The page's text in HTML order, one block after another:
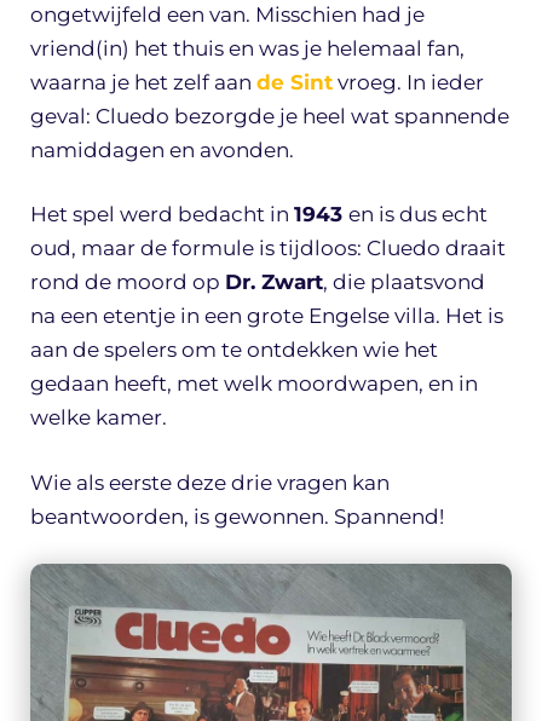
ongetwijfeld een van. Misschien had je
vriend(in) het thuis en was je helemaal fan,
waarna je het zelf aan de Sint vroeg. In ieder
geval: Cluedo bezorgde je heel wat spannende
namiddagen en avonden.
Het spel werd bedacht in 1943 en is dus echt
oud, maar de formule is tijdloos: Cluedo draait
rond de moord op Dr. Zwart, die plaatsvond
na een etentje in een grote Engelse villa. Het is
aan de spelers om te ontdekken wie het
gedaan heeft, met welk moordwapen, en in
welke kamer.
Wie als eerste deze drie vragen kan
beantwoorden, is gewonnen. Spannend!